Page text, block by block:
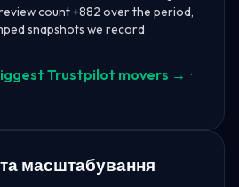
count +882 over the period,
snapshots we record
Trustpilot movers → ·
масштабування